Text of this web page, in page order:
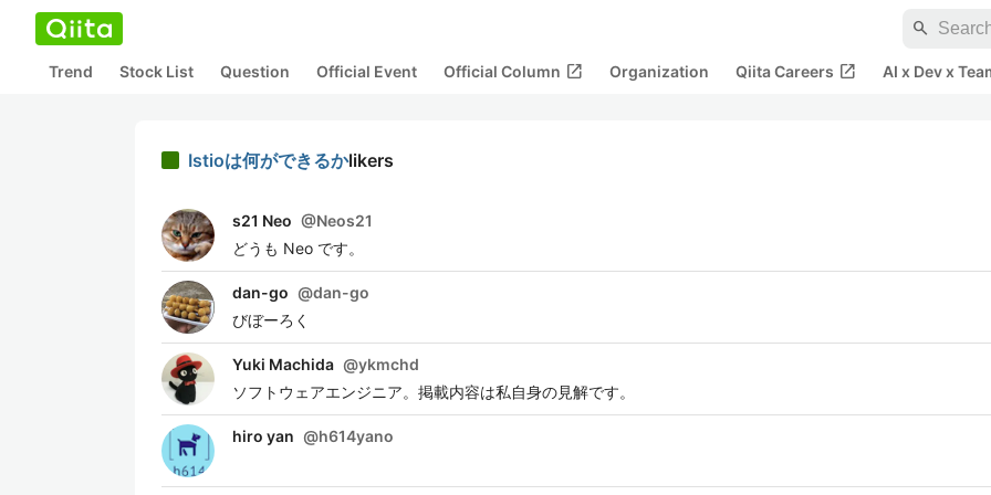
search
Trend Stock List Question Official Event Official Column open_in_new Organization Qiita Careers open_in_new AI x Dev x
Istioは何ができるかlikers
s21 Neo @Neos21
どうも Neo です。
dan-go @dan-go
びぼーろく
Yuki Machida @ykmchd
ソフトウェアエンジニア。掲載内容は私自身の見解です。
hiro yan @h614yano